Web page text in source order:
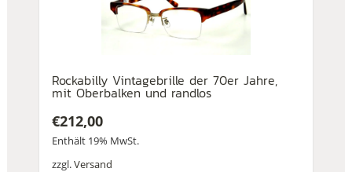
Rockabilly Vintagebrille der 70er Jahre,
mit Oberbalken und randlos
€212,00
Enthält 19% MwSt.
zzgl.Versand